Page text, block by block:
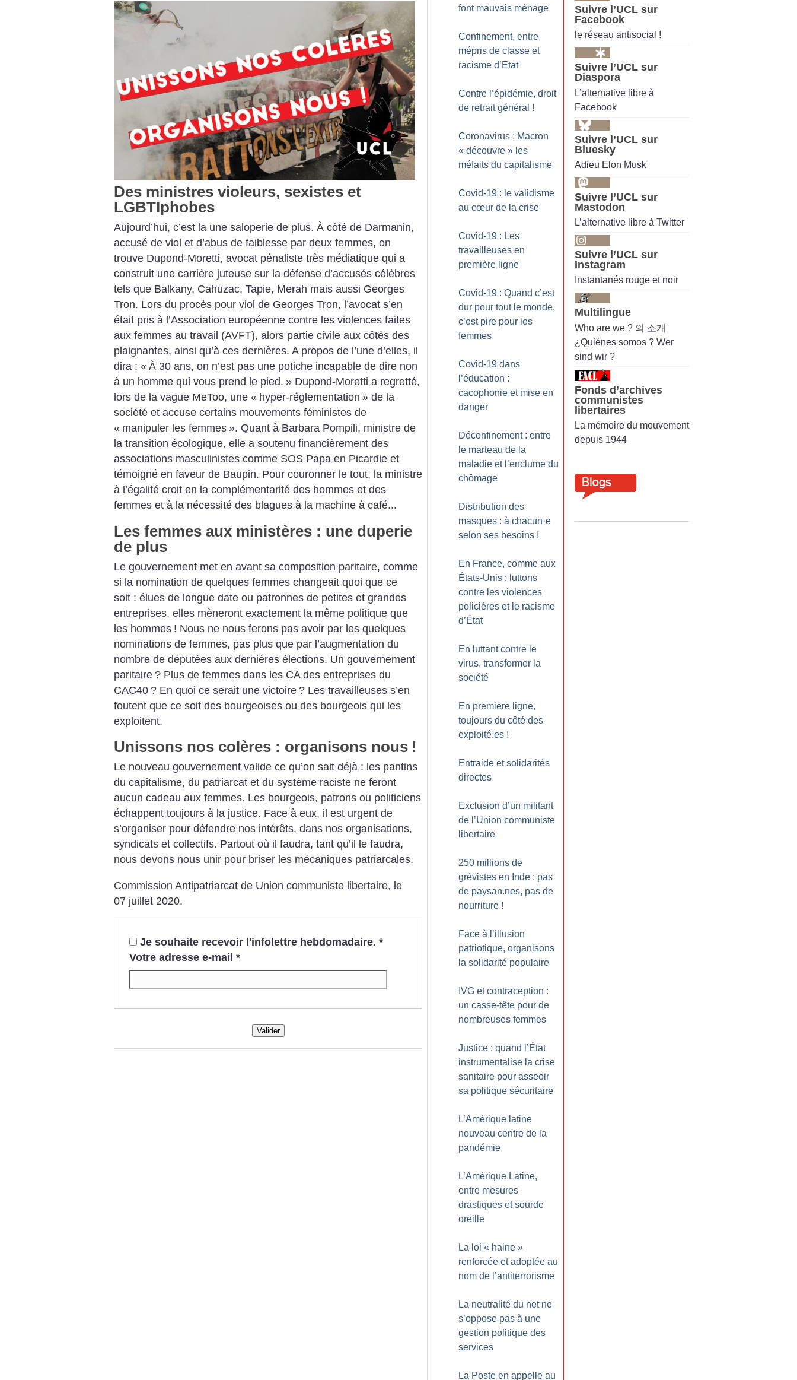
Des ministres violeurs, sexistes et
LGBTIphobes
Aujourd’hui, c’est la une saloperie de plus. À côté de Darmanin,
accusé de viol et d’abus de faiblesse par deux femmes, on
trouve Dupond-Moretti, avocat pénaliste très médiatique qui a
construit une carrière juteuse sur la défense d’accusés célèbres
tels que Balkany, Cahuzac, Tapie, Merah mais aussi Georges
Tron. Lors du procès pour viol de Georges Tron, l’avocat s’en
était pris à l’Association européenne contre les violences faites
aux femmes au travail (AVFT), alors partie civile aux côtés des
plaignantes, ainsi qu’à ces dernières. A propos de l’une d’elles, il
dira : « À 30 ans, on n’est pas une potiche incapable de dire non
à un homme qui vous prend le pied. » Dupond-Moretti a regretté,
lors de la vague MeToo, une « hyper-réglementation » de la
société et accuse certains mouvements féministes de
« manipuler les femmes ». Quant à Barbara Pompili, ministre de
la transition écologique, elle a soutenu financièrement des
associations masculinistes comme SOS Papa en Picardie et
témoigné en faveur de Baupin. Pour couronner le tout, la ministre
à l’égalité croit en la complémentarité des hommes et des
femmes et à la nécessité des blagues à la machine à café...
Les femmes aux ministères : une duperie
de plus
Le gouvernement met en avant sa composition paritaire, comme
si la nomination de quelques femmes changeait quoi que ce
soit : élues de longue date ou patronnes de petites et grandes
entreprises, elles mèneront exactement la même politique que
les hommes ! Nous ne nous ferons pas avoir par les quelques
nominations de femmes, pas plus que par l’augmentation du
nombre de députées aux dernières élections. Un gouvernement
paritaire ? Plus de femmes dans les CA des entreprises du
CAC40 ? En quoi ce serait une victoire ? Les travailleuses s’en
foutent que ce soit des bourgeoises ou des bourgeois qui les
exploitent.
Unissons nos colères : organisons nous !
Le nouveau gouvernement valide ce qu’on sait déjà : les pantins
du capitalisme, du patriarcat et du système raciste ne feront
aucun cadeau aux femmes. Les bourgeois, patrons ou politiciens
échappent toujours à la justice. Face à eux, il est urgent de
s’organiser pour défendre nos intérêts, dans nos organisations,
syndicats et collectifs. Partout où il faudra, tant qu’il le faudra,
nous devons nous unir pour briser les mécaniques patriarcales.
Commission Antipatriarcat de Union communiste libertaire, le
07 juillet 2020.
Je souhaite recevoir l'infolettre hebdomadaire. *
Votre adresse e-mail *
Valider
font mauvais ménage
Confinement, entre
mépris de classe et
racisme d’Etat
Contre l’épidémie, droit
de retrait général !
Coronavirus : Macron
« découvre » les
méfaits du capitalisme
Covid-19 : le validisme
au cœur de la crise
Covid-19 : Les
travailleuses en
première ligne
Covid-19 : Quand c’est
dur pour tout le monde,
c’est pire pour les
femmes
Covid-19 dans
l’éducation :
cacophonie et mise en
danger
Déconfinement : entre
le marteau de la
maladie et l’enclume du
chômage
Distribution des
masques : à chacun·e
selon ses besoins !
En France, comme aux
États-Unis : luttons
contre les violences
policières et le racisme
d’État
En luttant contre le
virus, transformer la
société
En première ligne,
toujours du côté des
exploité.es !
Entraide et solidarités
directes
Exclusion d’un militant
de l’Union communiste
libertaire
250 millions de
grévistes en Inde : pas
de paysan.nes, pas de
nourriture !
Face à l’illusion
patriotique, organisons
la solidarité populaire
IVG et contraception :
un casse-tête pour de
nombreuses femmes
Justice : quand l’État
instrumentalise la crise
sanitaire pour asseoir
sa politique sécuritaire
L’Amérique latine
nouveau centre de la
pandémie
L’Amérique Latine,
entre mesures
drastiques et sourde
oreille
La loi « haine »
renforcée et adoptée au
nom de l’antiterrorisme
La neutralité du net ne
s’oppose pas à une
gestion politique des
services
La Poste en appelle au
Suivre l’UCL sur
Facebook
le réseau antisocial !
Suivre l’UCL sur
Diaspora
L’alternative libre à
Facebook
Suivre l’UCL sur
Bluesky
Adieu Elon Musk
Suivre l’UCL sur
Mastodon
L’alternative libre à Twitter
Suivre l’UCL sur
Instagram
Instantanés rouge et noir
Multilingue
Who are we ? 의 소개
¿Quiénes somos ? Wer
sind wir ?
Fonds d’archives
communistes
libertaires
La mémoire du mouvement
depuis 1944